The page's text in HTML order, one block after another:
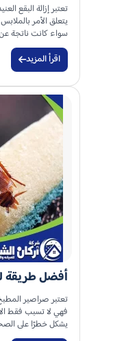
تعتبر إزالة البقع
يتعلق الأمر
سواء كانت ناتجة عن
اقرأ المزيد
أفضل طريقة
تعتبر صراصير
فهي لا تسبب فقط
يشكل خطرًا على